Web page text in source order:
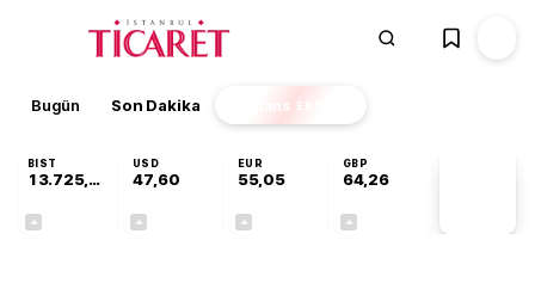
Bugün Son Dakika Finans EKSTRA
BIST
13.725,19
USD
47,60
EUR
55,05
GBP
64,26